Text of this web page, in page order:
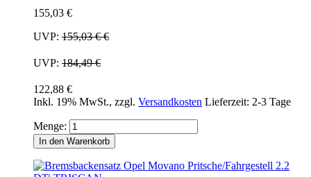
155,03 €
UVP: 155,03 €€
UVP: 184,49 €
122,88 €
Inkl. 19% MwSt., zzgl. Versandkosten Lieferzeit: 2-3 Tage
Menge:
In den Warenkorb